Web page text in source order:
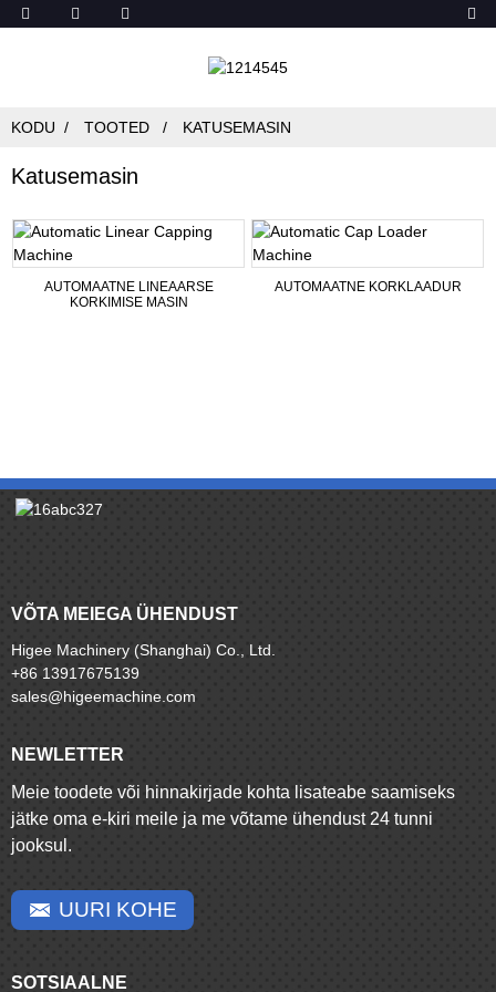
KODU TOOTED KATUSEMASIN
Katusemasin
AUTOMAATNE LINEAARSE
KORKIMISE MASIN
AUTOMAATNE KORKLAADUR
VÕTA MEIEGA ÜHENDUST
Higee Machinery (Shanghai) Co., Ltd.
+86 13917675139
sales@higeemachine.com
NEWLETTER
Meie toodete või hinnakirjade kohta lisateabe saamiseks
jätke oma e-kiri meile ja me võtame ühendust 24 tunni
jooksul.
UURI KOHE
SOTSIAALNE